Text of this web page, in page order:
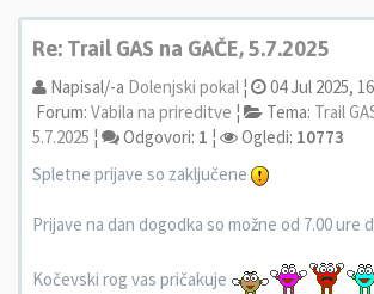
Re: Trail GAS na GAČE, 5.7.2025
Napisal/-a Dolenjski pokal ¦
04 Jul 2025,
Forum: Vabila na prireditve ¦ Tema: Trail
5.7.2025 ¦ Odgovori: 1 ¦ Ogledi: 10773
Spletne prijave so zaključene
Prijave na dan dogodka so možne od 7.00 ure
Kočevski rog vas pričakuje